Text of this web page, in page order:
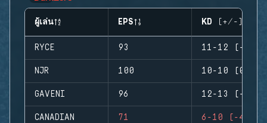
ผู้เล่น EPS KD (+/-)
RYCE 93 11-12 (-1)
NJR 100 10-10 (0)
GAVENI 96 12-13 (-1)
CANADIAN 71 6-10 (-4)